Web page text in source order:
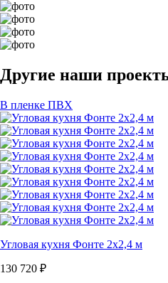
Другие наши
В пленке ПВХ
Угловая кухня Фонте 2х2,4 м
130 720 ₽